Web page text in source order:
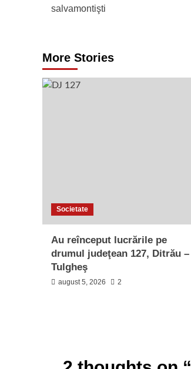
salvamontişti
More Stories
Societate
Au reînceput lucrările pe
drumul judeţean 127, Ditrău –
Tulgheş
august 5, 2026 2